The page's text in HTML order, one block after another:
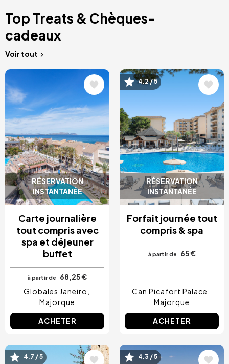
Top Treats & Chèques-
cadeaux
Voir tout
RÉSERVATION
INSTANTANÉE
Image
Carte journalière
tout compris avec
spa et déjeuner
buffet
à partir de
68,25 €
Globales Janeiro
Majorque
ACHETER
RÉSERVATION
INSTANTANÉE
Image
4.2 / 5
Forfait journée tout
compris & spa
à partir de 65 €
Can Picafort Palace
Majorque
ACHETER
Image
4.7 / 5 Image
4.3 / 5